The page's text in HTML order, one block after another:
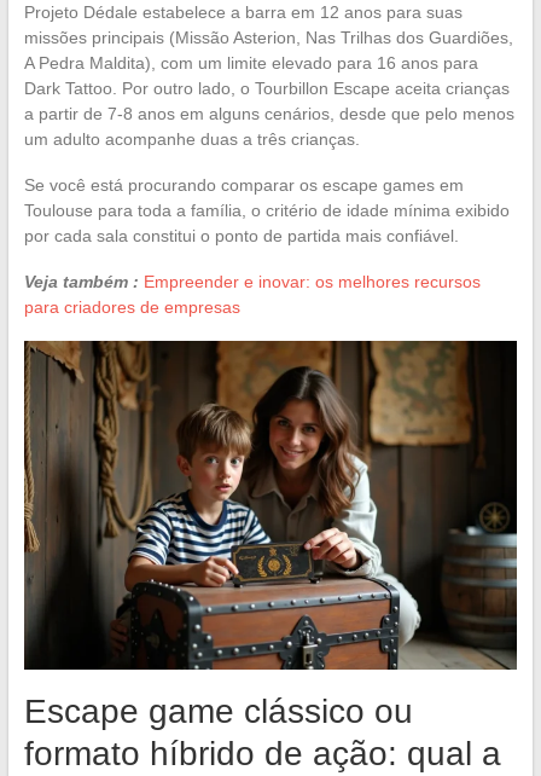
Projeto Dédale estabelece a barra em 12 anos para suas
missões principais (Missão Asterion, Nas Trilhas dos Guardiões,
A Pedra Maldita), com um limite elevado para 16 anos para
Dark Tattoo. Por outro lado, o Tourbillon Escape aceita crianças
a partir de 7-8 anos em alguns cenários, desde que pelo menos
um adulto acompanhe duas a três crianças.
Se você está procurando comparar os escape games em
Toulouse para toda a família, o critério de idade mínima exibido
por cada sala constitui o ponto de partida mais confiável.
Veja também : Empreender e inovar: os melhores recursos
para criadores de empresas
Escape game clássico ou
formato híbrido de ação: qual a